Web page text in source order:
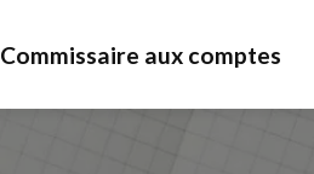
Commissaire aux comptes